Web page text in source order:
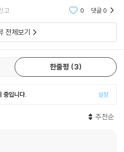
실리기도 했어요 에스콰이어에는 더블유
고 0 댓글0
전체보기
한줄평 3
중입니다. 설정
추천순